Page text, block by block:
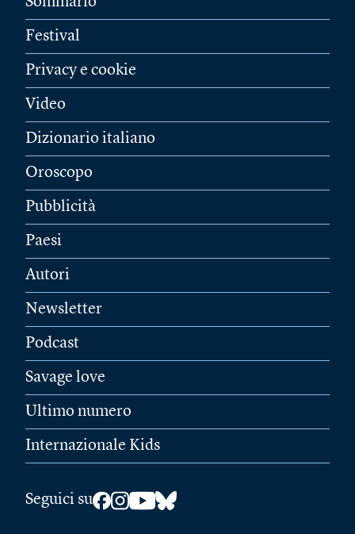
Festival
Privacy e cookie
Video
Dizionario italiano
Oroscopo
Pubblicità
Paesi
Autori
Newsletter
Podcast
Savage love
Ultimo numero
Internazionale Kids
Seguici su